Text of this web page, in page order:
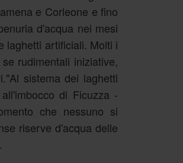
e Corleone e fino
d'acqua nei mesi
laghetti artificiali. Molti i
rudimentali iniziative,
sistema dei laghetti
di Ficuzza -
che nessuno si
riserve d'acqua delle